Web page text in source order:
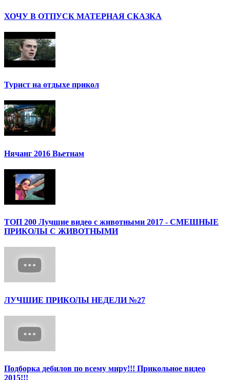
ХОЧУ В ОТПУСК МАТЕРНАЯ СКАЗКА
Турист на отдыхе прикол
Нячанг 2016 Вьетнам
ТОП 200 Лучшие видео с животными 2017 - СМЕШНЫЕ
ПРИКОЛЫ С ЖИВОТНЫМИ
ЛУЧШИЕ ПРИКОЛЫ НЕДЕЛИ №27
Подборка дебилов по всему миру!!! Прикольное видео
2015!!!